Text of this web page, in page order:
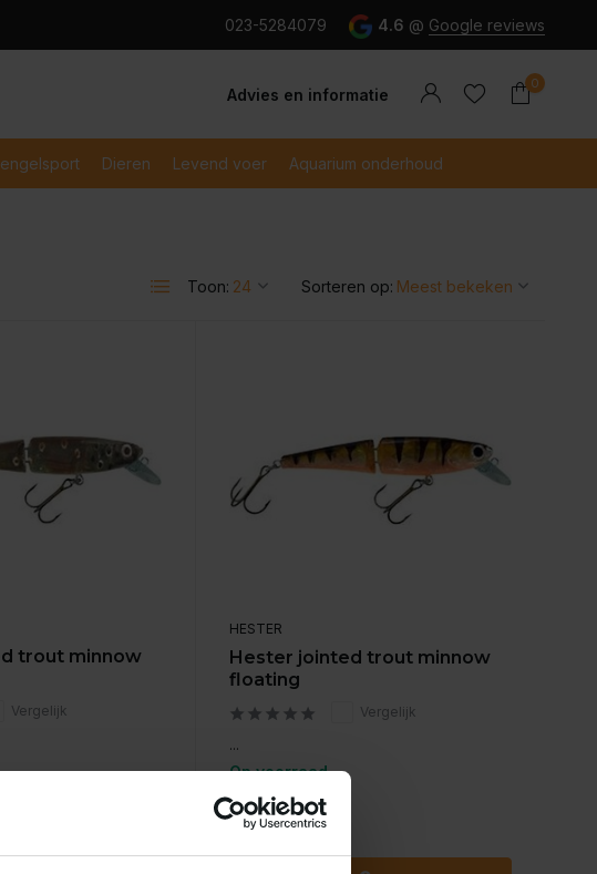
Veilig en snel betaald met iDeal
023-5284079 4.6 @ Google reviews
Advies en informatie
Account
Account
0
Dieren Levend voer Aquarium onderhoud
Toon: Sorteren op:
trout minnow
Vergelijk
HESTER
Hester jointed trout minnow
floating
Vergelijk
...
Op voorraad
€13,50
Incl. btw